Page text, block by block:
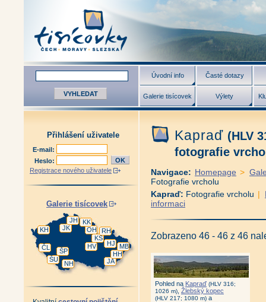
Úvodní info Časté dotazy
Galerie tisícovek Výlety
Přihlášení uživatele
E-mail:
Heslo:
Registrace nového uživatele
Galerie tisícovek
JA
HH
MB
HJ
HV
NH
KS
RH
ŠP
ŠU
OH
JK
KK
ČL
JH
KH
Kapraď (HLV
fotografie
Navigace: Homepage >
Fotografie vrcholu
Kapraď: Fotografie vrcholu |
informaci
Zobrazeno 46 - 46 z 46
Pohled na Kapraď (HLV 316;
1026 m) Žlebský kopec
(HLV 217; 1080 m) a